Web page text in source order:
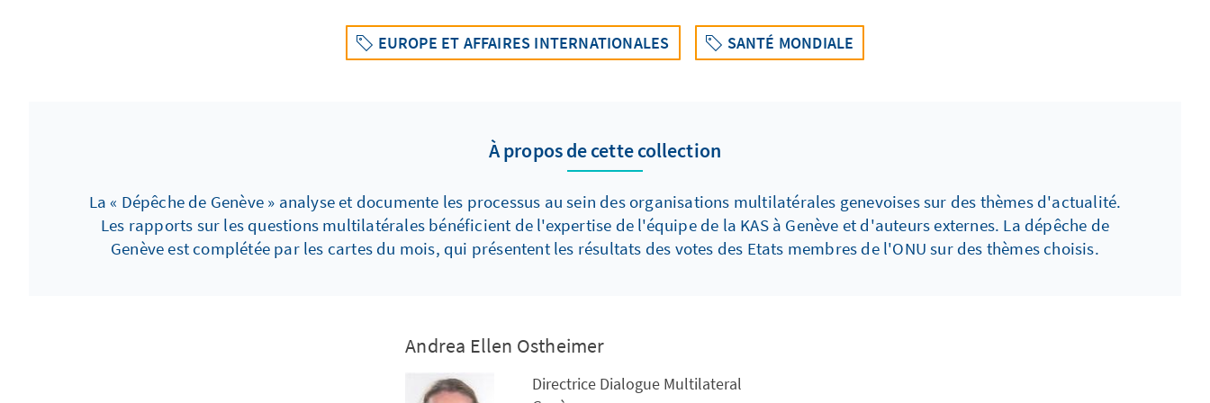
EUROPE ET AFFAIRES INTERNATIONALES SANTÉ MONDIALE
À propos de cette collection
La « Dépêche de Genève » analyse et documente les processus au sein des organisations multilatérales genevoises sur des thèmes d'actualité.
Les rapports sur les questions multilatérales bénéficient de l'expertise de l'équipe de la KAS à Genève et d'auteurs externes. La dépêche de
Genève est complétée par les cartes du mois, qui présentent les résultats des votes des Etats membres de l'ONU sur des thèmes choisis.
Andrea Ellen Ostheimer
Directrice Dialogue Multilateral